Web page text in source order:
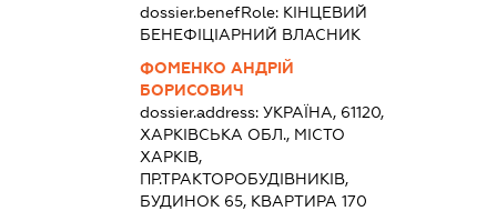
dossier.benefRole: КІНЦЕВИЙ
БЕНЕФІЦІАРНИЙ ВЛАСНИК
ФОМЕНКО АНДРІЙ
БОРИСОВИЧ
dossier.address: УКРАЇНА, 61120,
ХАРКІВСЬКА ОБЛ., МІСТО
ХАРКІВ,
ПР.ТРАКТОРОБУДІВНИКІВ,
БУДИНОК 65, КВАРТИРА 170